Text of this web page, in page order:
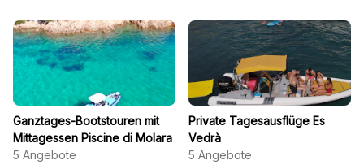
Ganztages-Bootstouren mit
Mittagessen Piscine di Molara
5 Angebote
Private Tagesausflüge Es
Vedrà
5 Angebote